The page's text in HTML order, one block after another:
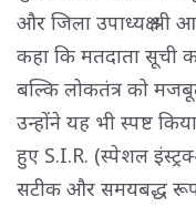
और जिला उपाध्यक्ष श्री
कहा कि मतदाता सूची
बल्कि लोकतंत्र को
उन्होंने यह भी स्पष्ट
हुए S.I.R. (स्पेशल
सटीक और समयबद्ध